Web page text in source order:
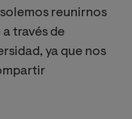
reunirnos
través de
ya que nos